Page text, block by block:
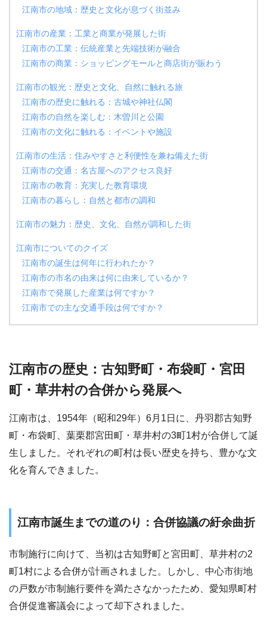
江南市の地域：歴史と文化が息づく街並み
江南市の産業：工業と商業が発展した街
江南市の工業：伝統産業と先端技術が融合
江南市の商業：ショッピングモールと商店街が賑わう
江南市の観光：歴史と文化、自然に触れる旅
江南市の歴史に触れる：古城や神社仏閣
江南市の自然を楽しむ：木曽川と公園
江南市の文化に触れる：イベントや施設
江南市の生活：住みやすさと利便性を兼ね備えた街
江南市の交通：名古屋へのアクセス良好
江南市の教育：充実した教育環境
江南市の暮らし：自然と都市の調和
江南市の魅力：歴史、文化、自然が調和した街
江南市についてのクイズ
江南市の誕生は何年に行われたか？
江南市の市名の由来は何に由来しているか？
江南市で発展した産業は何ですか？
江南市での主な交通手段は何ですか？
江南市の歴史：古知野町・布袋町・宮田
町・草井村の合併から発展へ
江南市は、1954年（昭和29年）6月1日に、丹羽郡古知野
町・布袋町、葉栗郡宮田町・草井村の3町1村が合併して誕
生しました。それぞれの町村は長い歴史を持ち、豊かな文
化を育んできました。
江南市誕生までの道のり：合併協議の紆余曲折
市制施行に向けて、当初は古知野町と宮田町、草井村の2
町1村による合併が計画されました。しかし、中心市街地
の戸数が市制施行要件を満たさなかったため、愛知県町村
合併促進審議会によって却下されました。